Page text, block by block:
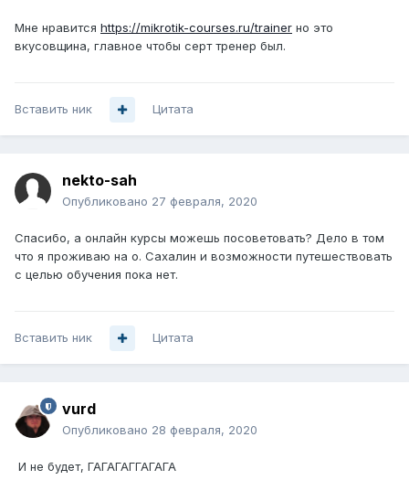
Мне нравится https://mikrotik-courses.ru/trainer но это
вкусовщина, главное чтобы серт тренер был.
Вставить ник Цитата
nekto-sah
Опубликовано 27 февраля, 2020
Спасибо, а онлайн курсы можешь посоветовать? Дело в том
что я проживаю на о. Сахалин и возможности путешествовать
с целью обучения пока нет.
Вставить ник Цитата
vurd
Опубликовано 28 февраля, 2020
И не будет, ГАГАГАГГАГАГА